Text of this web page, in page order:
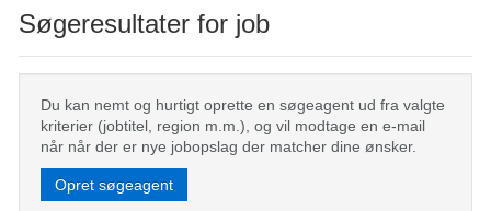
Søgeresultater for job
Du kan nemt og hurtigt oprette en søgeagent ud fra valgte
kriterier (jobtitel, region m.m.), og vil modtage en e-mail
når når der er nye jobopslag der matcher dine ønsker.
Opret søgeagent